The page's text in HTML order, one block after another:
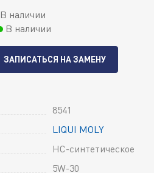
наличии
В наличии
ЗАПИСАТЬСЯ НА ЗАМЕНУ
8541
LIQUI MOLY
HC-синтетическое
5W-30